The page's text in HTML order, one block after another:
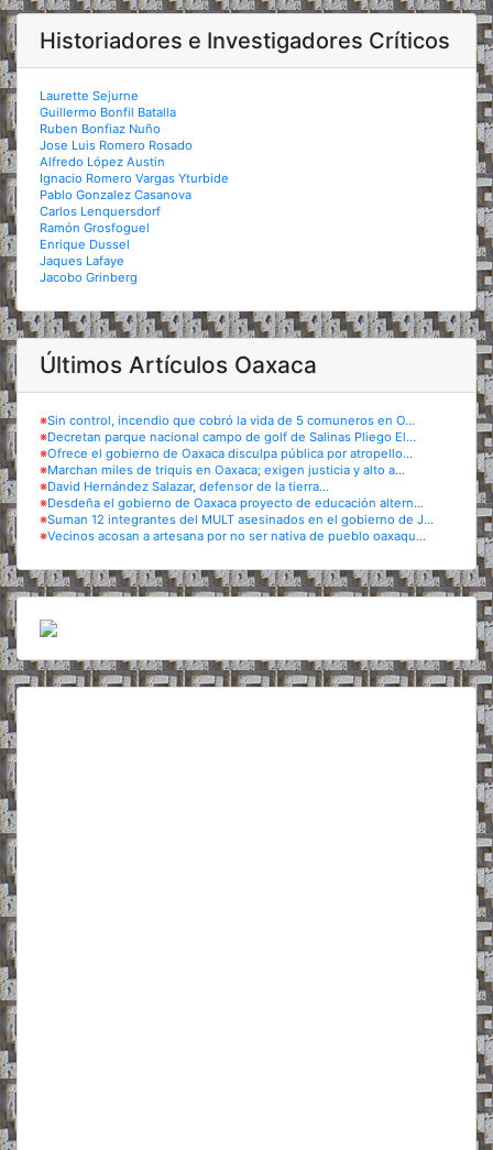
Historiadores e Investigadores Críticos
Laurette Sejurne
Guillermo Bonfil Batalla
Ruben Bonfiaz Nuño
Jose Luis Romero Rosado
Alfredo López Austin
Ignacio Romero Vargas Yturbide
Pablo Gonzalez Casanova
Carlos Lenquersdorf
Ramón Grosfoguel
Enrique Dussel
Jaques Lafaye
Jacobo Grinberg
Últimos Artículos Oaxaca
※Sin control, incendio que cobró la vida de 5 comuneros en O...
※Decretan parque nacional campo de golf de Salinas Pliego El...
※Ofrece el gobierno de Oaxaca disculpa pública por atropello...
※Marchan miles de triquis en Oaxaca; exigen justicia y alto a...
※David Hernández Salazar, defensor de la tierra...
※Desdeña el gobierno de Oaxaca proyecto de educación altern...
※Suman 12 integrantes del MULT asesinados en el gobierno de J...
※Vecinos acosan a artesana por no ser nativa de pueblo oaxaqu...